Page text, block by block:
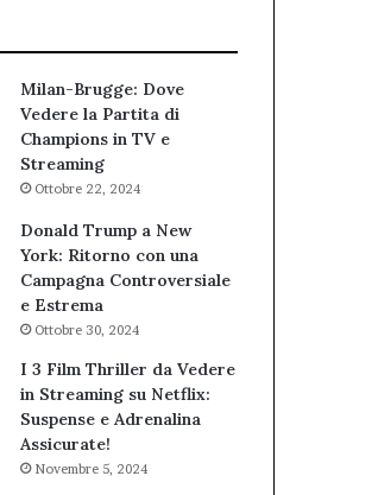
Milan-Brugge: Dove
Vedere la Partita di
Champions in TV e
Streaming
Ottobre 22, 2024
Donald Trump a New
York: Ritorno con una
Campagna Controversiale
e Estrema
Ottobre 30, 2024
I 3 Film Thriller da Vedere
in Streaming su Netflix:
Suspense e Adrenalina
Assicurate!
Novembre 5, 2024